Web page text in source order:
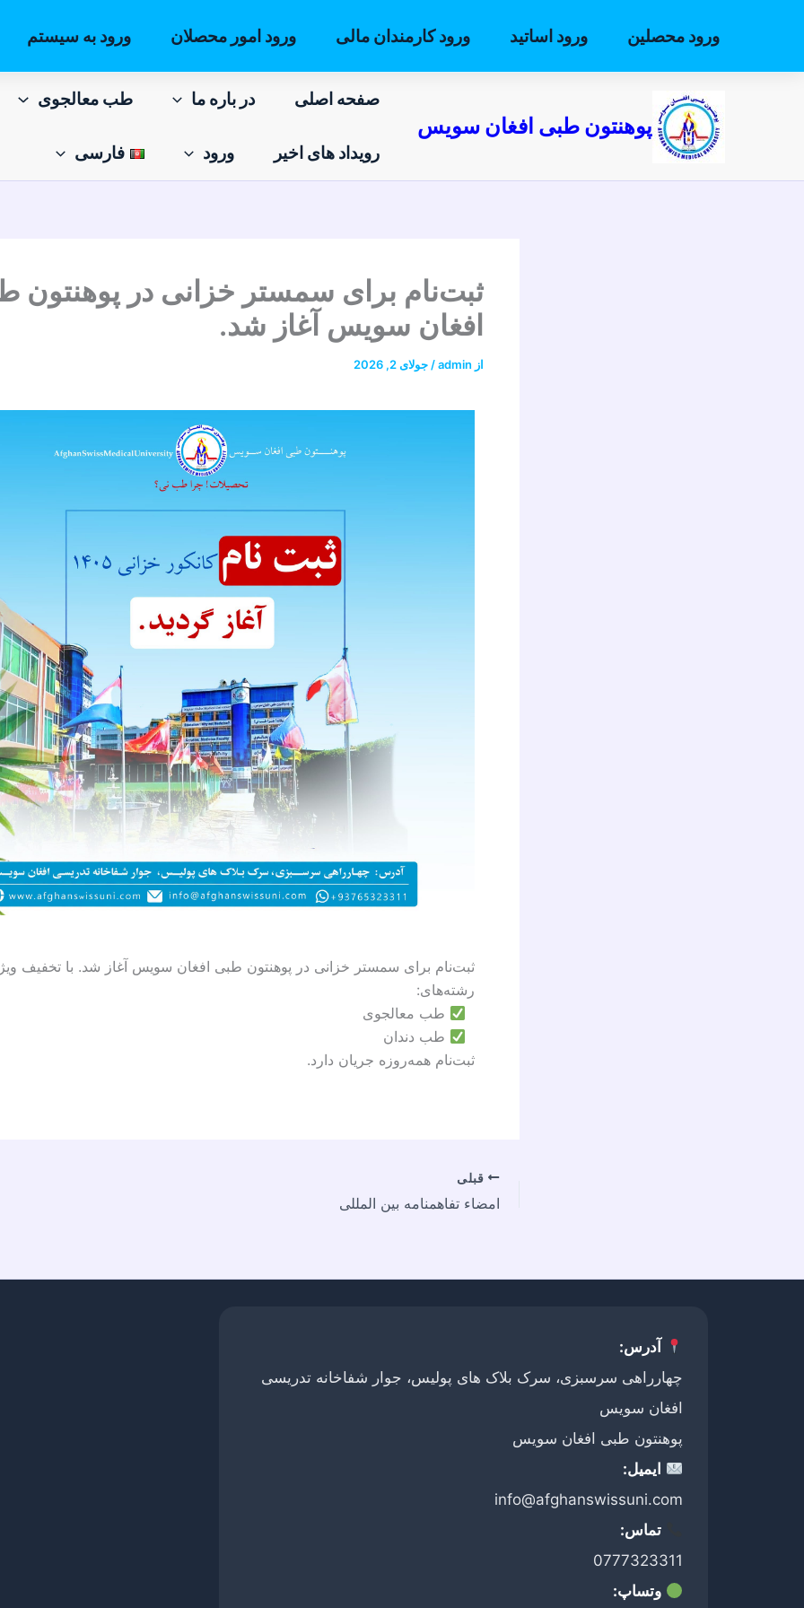
ورود محصلین ورود اساتید ورود کارمندان مالی ورود امور محصلان ورود به سیستم
پوهنتون طبی افغان سویس
صفحه اصلی در باره ما طب معالجوی
رویداد های اخیر ورود فارسی
ثبت‌نام برای سمستر خزانی در پوهنتون
افغان سویس آغاز شد.
از admin
/ جولای 2, 2026
ثبت‌نام برای سمستر خزانی در پوهنتون طبی افغان سویس آغاز شد. با تخفیف
رشته‌های:
طب معالجوی
طب دندان
ثبت‌نام همه‌روزه جریان دارد.
قبلی
امضاء تفاهمنامه بین المللی
آدرس:
چهارراهی سرسبزی، سرک بلاک های پولیس، جوار شفاخانه تدریسی
افغان سویس
پوهنتون طبی افغان سویس
ایمیل:
info@afghanswissuni.com
تماس:
0777323311
وتساپ: